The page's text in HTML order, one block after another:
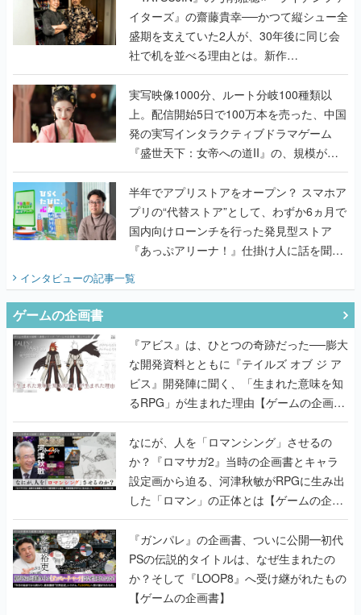
イターズ』の齋藤貴幸──かつて縦シュー全
盛期を支えていた2人が、30年後に同じ会
社で机を並べる理由とは。新作
『TATSUJIN EXTREME』で初タッグを組
んだレジェンド2人に訊く開発秘話
実写映像1000分、ルート分岐100種類以
上。配信開始5日で100万本を売った、中国
発の実写インタラクティブドラマゲーム
『盛世天下：女帝への道II』の、規模が違
うこだわりをプロデューサーに聞いた
半年でアプリストアをオープン？ スマホア
プリの“代替ストア”として、わずか6ヵ月で
国内向けローンチを行った発見型ストア
『あっぷアリーナ！』仕掛け人に話を聞い
てみた
インタビューの記事一覧
ゲームの企画書
『アビス』は、ひとつの奇跡だった──膨大
な開発資料とともに『テイルズ オブ ジ ア
ビス』開発陣に聞く、「生まれた意味を知
るRPG」が生まれた理由【ゲームの企画
書】
なにが、人を「ロマンシング」させるの
か？『ロマサガ2』当時の企画書とキャラ
設定画から迫る、河津秋敏がRPGに生み出
した「ロマン」の正体とは【ゲームの企画
書】
『ガンパレ』の企画書、ついに公開━初代
PSの伝説的タイトルは、なぜ生まれたの
か？そして『LOOP8』へ受け継がれたもの
【ゲームの企画書】